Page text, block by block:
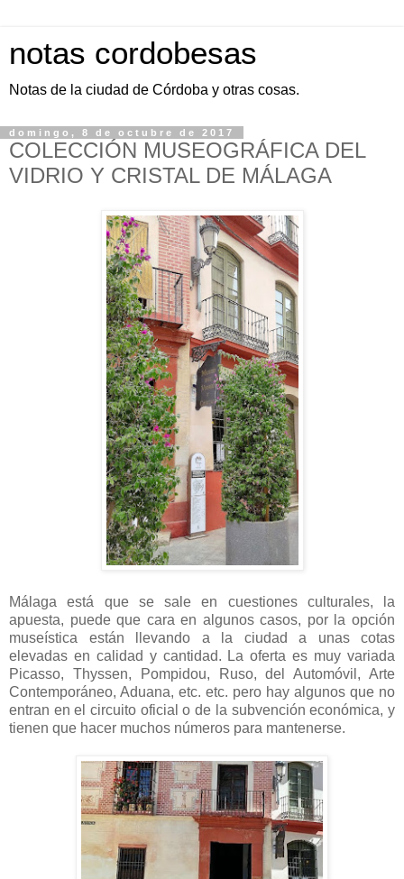
notas cordobesas
Notas de la ciudad de Córdoba y otras cosas.
domingo, 8 de octubre de 2017
COLECCIÓN MUSEOGRÁFICA DEL
VIDRIO Y CRISTAL DE MÁLAGA
Málaga está que se sale en cuestiones culturales, la
apuesta, puede que cara en algunos casos, por la opción
museística están llevando a la ciudad a unas cotas
elevadas en calidad y cantidad. La oferta es muy variada
Picasso, Thyssen, Pompidou, Ruso, del Automóvil, Arte
Contemporáneo, Aduana, etc. etc. pero hay algunos que no
entran en el circuito oficial o de la subvención económica, y
tienen que hacer muchos números para mantenerse.